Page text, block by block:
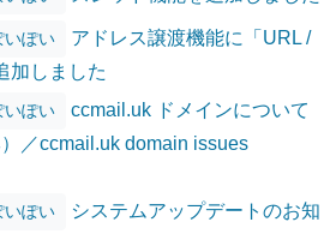
いぽい
アドレス譲渡機能に「URL /
加しました
いぽい
ccmail.uk ドメインについて
／ccmail.uk domain issues
いぽい
システムアップデートのお知